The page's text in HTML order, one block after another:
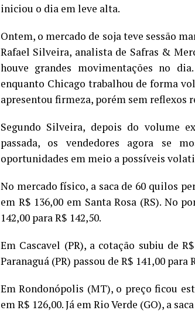
iniciou o dia em leve alta.
Ontem, o mercado de soja teve sessão
Rafael Silveira, analista de Safras &
houve grandes movimentações no
enquanto Chicago trabalhou de forma
apresentou firmeza, porém sem reflexos
Segundo Silveira, depois do volume
passada, os vendedores agora se
oportunidades em meio a possíveis
No mercado físico, a saca de 60 quilos
em R$ 136,00 em Santa Rosa (RS). No
142,00 para R$ 142,50.
Em Cascavel (PR), a cotação subiu de
Paranaguá (PR) passou de R$ 141,00 para
Em Rondonópolis (MT), o preço ficou
em R$ 126,00. Já em Rio Verde (GO), a